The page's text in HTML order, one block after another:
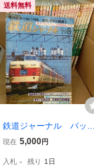
送料無料
鉄道ジャーナル バック
ナンバー
現在 5,000円
入札 - 残り 1日